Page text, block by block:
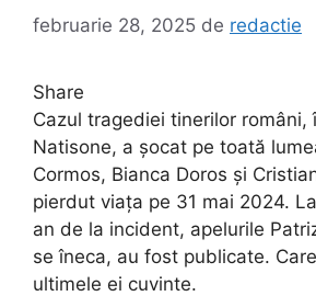
februarie 28, 2025 de redactie
Share
Cazul tragediei tinerilor români,
Natisone, a șocat pe toată
Cormos, Bianca Doros și
pierdut viața pe 31 mai 2024.
an de la incident, apelurile
se îneca, au fost publicate.
ultimele ei cuvinte.